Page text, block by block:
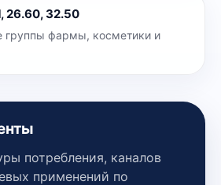
26.60, 32.50
группы фармы, косметики и
потребления, каналов
применений по